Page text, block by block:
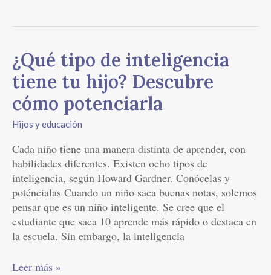
¿Qué tipo de inteligencia
tiene tu hijo? Descubre
cómo potenciarla
Hijos y educación
Cada niño tiene una manera distinta de aprender, con
habilidades diferentes. Existen ocho tipos de
inteligencia, según Howard Gardner. Conócelas y
poténcialas Cuando un niño saca buenas notas, solemos
pensar que es un niño inteligente. Se cree que el
estudiante que saca 10 aprende más rápido o destaca en
la escuela. Sin embargo, la inteligencia
¿Qué
tipo
de
inteligencia
tiene
tu
hijo?
Descubre
cómo
potenciarla
Leer más »